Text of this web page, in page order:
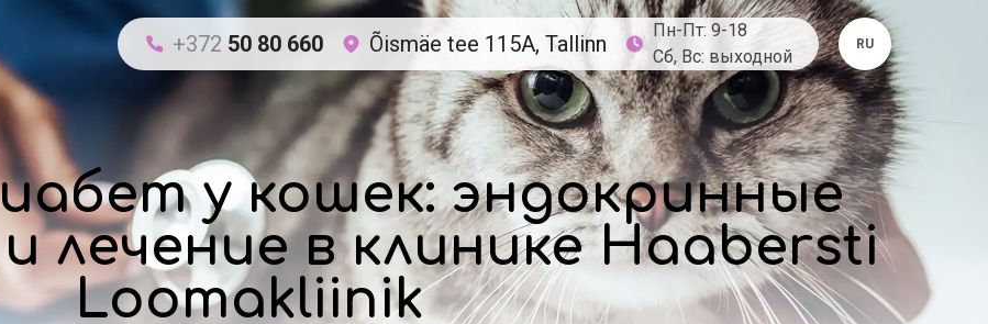
+372 50 80 660 Õismäe tee 115A, Tallinn
Пн-Пт: 9-18
Сб, Вс: выходной
RU
у кошек: эндокринные
лечение в клинике Haabersti
Loomakliinik